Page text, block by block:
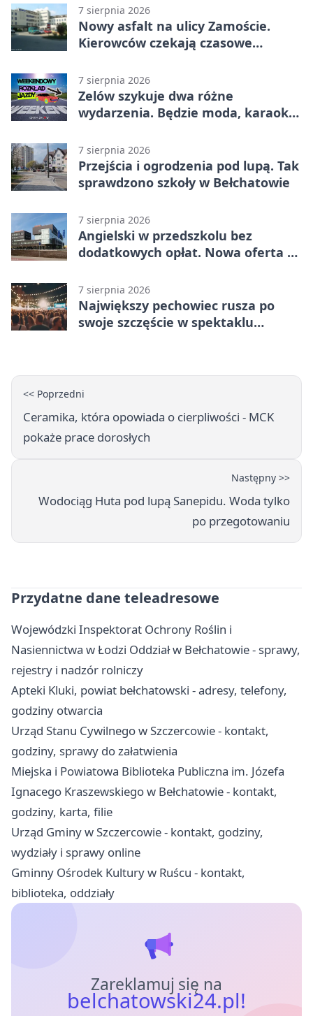
7 sierpnia 2026
Nowy asfalt na ulicy Zamoście.
Kierowców czekają czasowe
7 sierpnia 2026
Zelów szykuje dwa różne
wydarzenia. Będzie moda, karaoke
7 sierpnia 2026
Przejścia i ogrodzenia pod lupą. Tak
sprawdzono szkoły w Bełchatowie
7 sierpnia 2026
Angielski w przedszkolu bez
dodatkowych opłat. Nowa oferta w
7 sierpnia 2026
Największy pechowiec rusza po
swoje szczęście w spektaklu
<< Poprzedni
Ceramika, która opowiada o cierpliwości - MCK
pokaże prace dorosłych
Następny >>
Wodociąg Huta pod lupą Sanepidu. Woda tylko
po przegotowaniu
Przydatne dane teleadresowe
Wojewódzki Inspektorat Ochrony Roślin i
Nasiennictwa w Łodzi Oddział w Bełchatowie - sprawy,
rejestry i nadzór rolniczy
Apteki Kluki, powiat bełchatowski - adresy, telefony,
godziny otwarcia
Urząd Stanu Cywilnego w Szczercowie - kontakt,
godziny, sprawy do załatwienia
Miejska i Powiatowa Biblioteka Publiczna im. Józefa
Ignacego Kraszewskiego w Bełchatowie - kontakt,
godziny, karta, filie
Urząd Gminy w Szczercowie - kontakt, godziny,
wydziały i sprawy online
Gminny Ośrodek Kultury w Ruścu - kontakt,
biblioteka, oddziały
Zareklamuj się na
belchatowski24.pl!